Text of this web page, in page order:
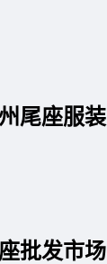
尾座服装
批发市场